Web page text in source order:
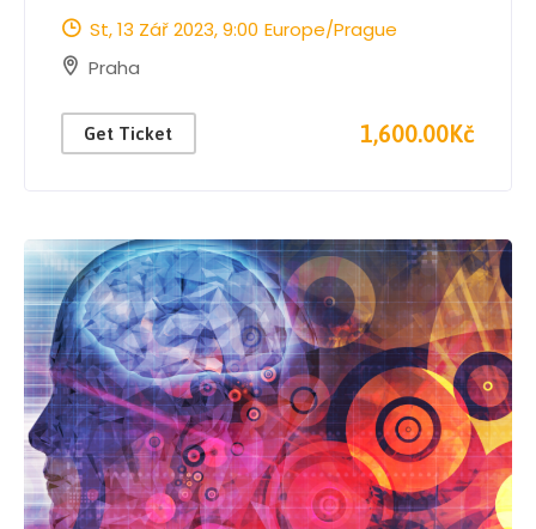
St, 13 Zář 2023, 9:00 Europe/Prague
Praha
Get Ticket 1,600.00Kč